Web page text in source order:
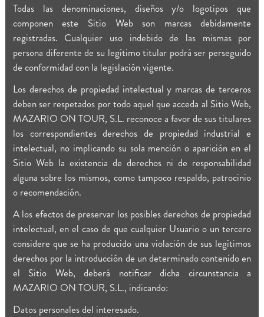
Todas las denominaciones, diseños y/o logotipos que
componen este Sitio Web son marcas debidamente
registradas. Cualquier uso indebido de las mismas por
persona diferente de su legítimo titular podrá ser perseguido
de conformidad con la legislación vigente.
Los derechos de propiedad intelectual y marcas de terceros
deben ser respetados por todo aquel que acceda al Sitio Web,
MAZARIO ON TOUR, S.L. reconoce a favor de sus titulares
los correspondientes derechos de propiedad industrial e
intelectual, no implicando su sola mención o aparición en el
Sitio Web la existencia de derechos ni de responsabilidad
alguna sobre los mismos, como tampoco respaldo, patrocinio
o recomendación.
A los efectos de preservar los posibles derechos de propiedad
intelectual, en el caso de que cualquier Usuario o un tercero
considere que se ha producido una violación de sus legítimos
derechos por la introducción de un determinado contenido en
el Sitio Web, deberá notificar dicha circunstancia a
MAZARIO ON TOUR, S.L., indicando:
Datos personales del interesado.